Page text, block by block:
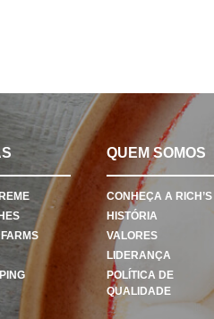
QUEM SOMOS
CONHEÇA A RICH’S
HISTÓRIA
VALORES
LIDERANÇA
POLÍTICA DE
QUALIDADE